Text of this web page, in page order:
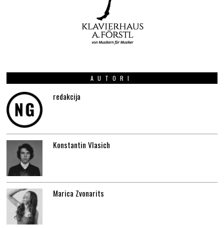
AUTORI
redakcija
Konstantin Vlasich
Marica Zvonarits